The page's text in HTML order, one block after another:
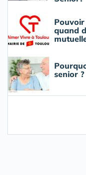
quand
senior ?